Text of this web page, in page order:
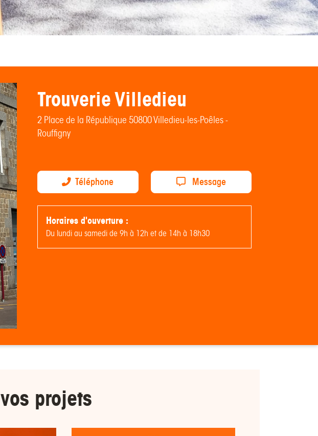
Trouverie Villedieu
2 Place de la République 50800 Villedieu-les-Poêles -
Rouffigny
Téléphone Message
Horaires d'ouverture :
Du lundi au samedi de 9h à 12h et de 14h à 18h30
vos projets